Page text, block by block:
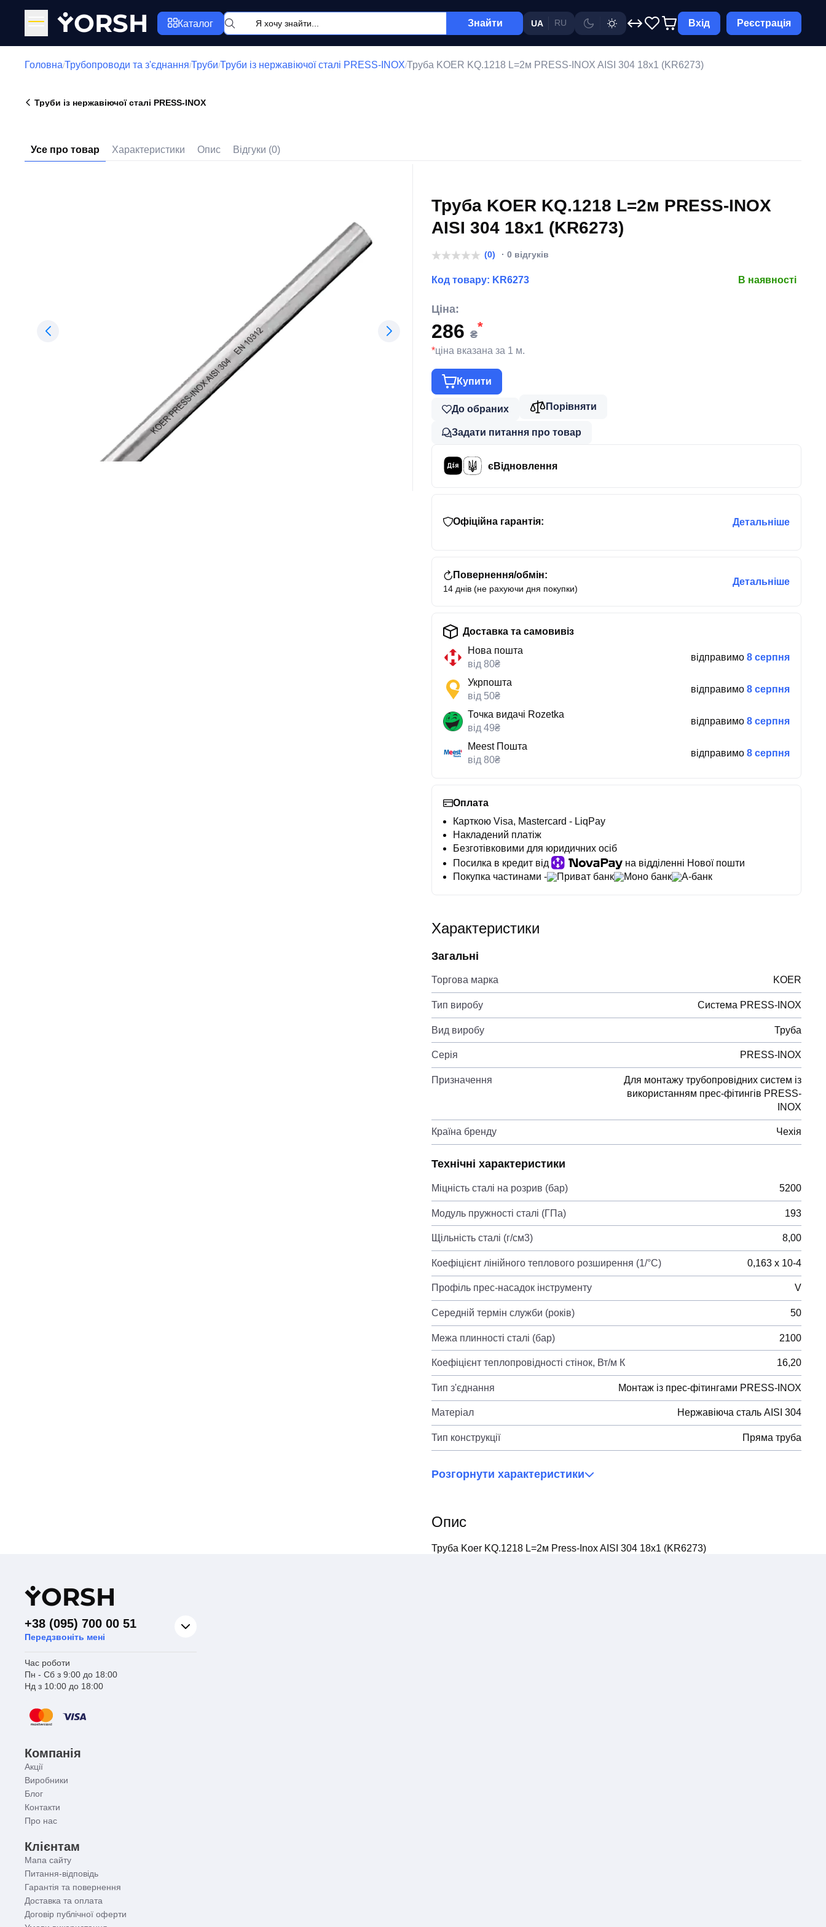
YORSH Каталог Знайти UA RU Вхід Реєстрація
Головна/Трубопроводи та з'єднання/Труби/Труби із нержавіючої сталі PRESS-INOX/Труба KOER KQ.1218 L=2м PRESS-INOX AISI 304 18x1 (KR6273)
Труби із нержавіючої сталі PRESS-INOX
Усе про товар Характеристики Опис Відгуки (0)
Труба KOER KQ.1218 L=2м PRESS-INOX
AISI 304 18x1 (KR6273)
(0) · 0 відгуків
Код товару: KR6273 В наявності
Ціна:
286 ₴
*
*ціна вказана за 1 м.
Купити
До обраних Порівняти
Задати питання про товар
єВідновлення
Офіційна гарантія: Детальніше
Повернення/обмін:
14 днів (не рахуючи дня покупки)
Детальніше
Доставка та самовивіз
Нова пошта
від 80₴
відправимо 8 серпня
Укрпошта
від 50₴
відправимо 8 серпня
Точка видачі Rozetka
від 49₴
відправимо 8 серпня
Meest Пошта
від 80₴
відправимо 8 серпня
Оплата
Карткою Visa, Mastercard - LiqPay
Накладений платіж
Безготівковими для юридичних осіб
Посилка в кредит від
на відділенні Нової пошти
Покупка частинами -
Приват банк Моно банк А-банк
Характеристики
Загальні
Торгова марка KOER
Тип виробу Система PRESS-INOX
Вид виробу Труба
Серія PRESS-INOX
Призначення
Для монтажу трубопровідних систем із
використанням прес-фітингів PRESS-
INOX
Країна бренду Чехія
Технічні характеристики
Міцність сталі на розрив (бар) 5200
Модуль пружності сталі (ГПа) 193
Щільність сталі (г/см3) 8,00
Коефіцієнт лінійного теплового розширення (1/°С) 0,163 х 10-4
Профіль прес-насадок інструменту V
Середній термін служби (років) 50
Межа плинності сталі (бар) 2100
Коефіцієнт теплопровідності стінок, Вт/м К 16,20
Тип з'єднання Монтаж із прес-фітингами PRESS-INOX
Матеріал Нержавіюча сталь AISI 304
Тип конструкції Пряма труба
Розгорнути характеристики
Опис
Труба Koer KQ.1218 L=2м Press-Inox AISI 304 18x1 (KR6273)
YORSH
+38 (095) 700 00 51
Передзвоніть мені
Час роботи
Пн - Сб з 9:00 до 18:00
Нд з 10:00 до 18:00
Компанія
Акції
Виробники
Блог
Контакти
Про нас
Клієнтам
Мапа сайту
Питання-відповідь
Гарантія та повернення
Доставка та оплата
Договір публічної оферти